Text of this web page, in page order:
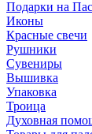
Подарки на
Иконы
Красные свечи
Рушники
Сувениры
Вышивка
Упаковка
Троица
Духовная